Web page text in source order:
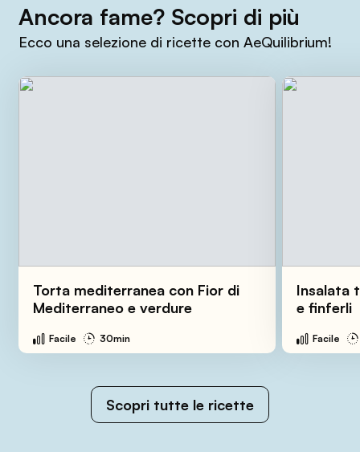
Ancora fame? Scopri di più
Ecco una selezione di ricette con AeQuilibrium!
Torta mediterranea con Fior di
Mediterraneo e verdure
Facile 30min
Insalata
e finferli
Facile
Scopri tutte le ricette